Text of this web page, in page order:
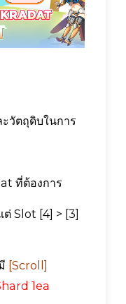
วัตถุดิบในการ
ที่ต้องการ
Slot [4] > [3]
[Scroll]
1ea